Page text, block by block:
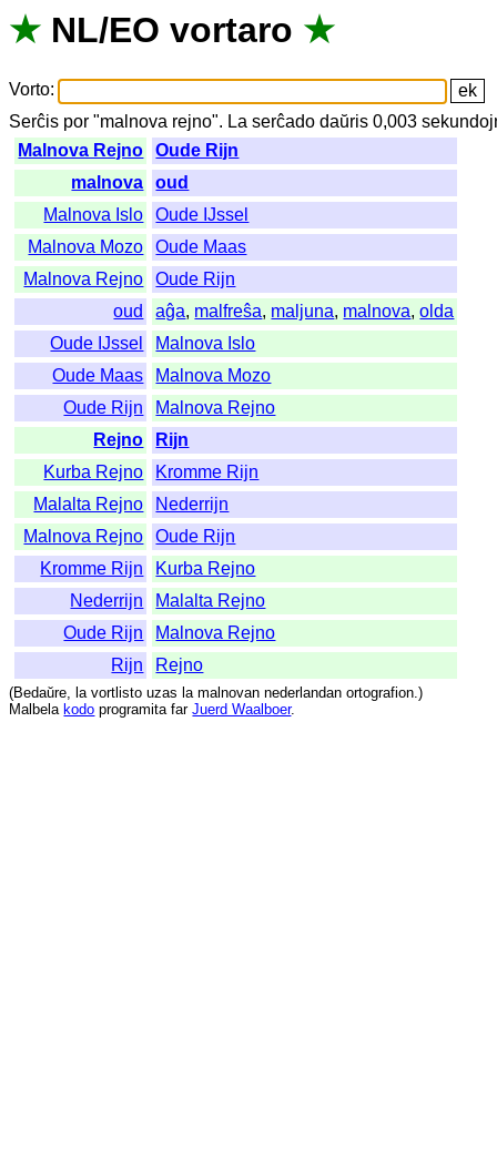
★ NL/EO vortaro ★
Vorto:
Serĉis por "malnova rejno". La serĉado daŭris 0,003
Malnova Rejno
Oude Rijn
malnova
oud
Malnova Islo
Oude IJssel
Malnova Mozo
Oude Maas
Malnova Rejno
Oude Rijn
oud
aĝa, malfreŝa, maljuna, malnova,olda
Oude IJssel
Malnova Islo
Oude Maas
Malnova Mozo
Oude Rijn
Malnova Rejno
Rejno
Rijn
Kurba Rejno
Kromme Rijn
Malalta Rejno
Nederrijn
Malnova Rejno
Oude Rijn
Kromme Rijn
Kurba Rejno
Nederrijn
Malalta Rejno
Oude Rijn
Malnova Rejno
Rijn
Rejno
(Bedaŭre, la vortlisto uzas la malnovan nederlandan ortografion.)
Malbela kodo programita far Juerd Waalboer.